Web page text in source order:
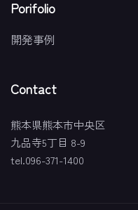
Porifolio
開発事例
Contact
熊本県熊本市中央区
九品寺5丁目 8-9
tel.096-371-1400